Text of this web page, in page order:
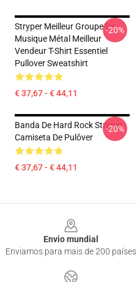
Stryper Meilleur Groupe De
Musique Métal Meilleur
Vendeur T-Shirt Essentiel
Pullover Sweatshirt
€ 37,67 - € 44,11
-20%
Banda De Hard Rock Stryper
Camiseta De Pulôver
€ 37,67 - € 44,11
-20%
Envio mundial
Enviamos para mais de 200 países